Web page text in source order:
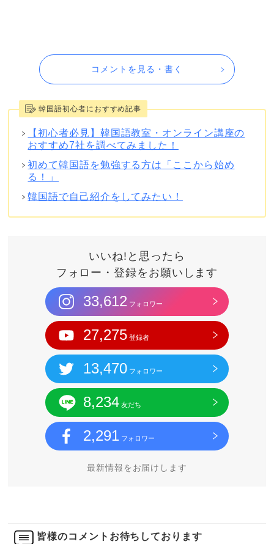
コメントを見る・書く
韓国語初心者におすすめ記事
【初心者必見】韓国語教室・オンライン講座の
おすすめ7社を調べてみました！
初めて韓国語を勉強する方は「ここから始め
る！」
韓国語で自己紹介をしてみたい！
いいね!と思ったら
フォロー・登録をお願いします
33,612 フォロワー
27,275 登録者
13,470 フォロワー
8,234 友だち
2,291 フォロワー
最新情報をお届けします
皆様のコメントお待ちしております